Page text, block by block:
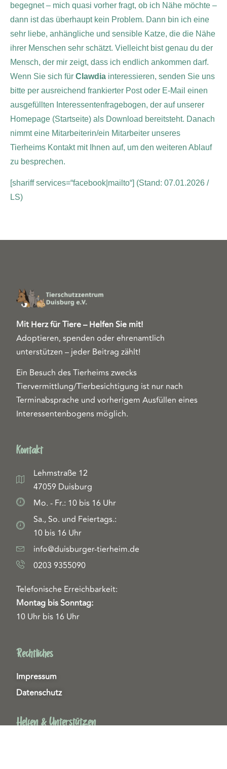
begegnet – mich quasi vorher fragt, ob ich Nähe möchte –
dann ist das überhaupt kein Problem. Dann bin ich eine
sehr liebe, anhängliche und sensible Katze, die die Nähe
ihrer Menschen sehr schätzt. Vielleicht bist genau du der
Mensch, der mir zeigt, dass ich endlich ankommen darf.
Wenn Sie sich für Clawdia interessieren, senden Sie uns
bitte per ausreichend frankierter Post oder E-Mail einen
ausgefüllten Interessentenfragebogen, der auf unserer
Homepage (Startseite) als Download bereitsteht. Danach
nimmt eine Mitarbeiterin/ein Mitarbeiter unseres
Tierheims Kontakt mit Ihnen auf, um den weiteren Ablauf
zu besprechen.
[shariff services=“facebook|mailto“] (Stand: 07.01.2026 /
LS)
Mit Herz für Tiere – Helfen Sie mit!
Adoptieren, spenden oder ehrenamtlich
unterstützen – jeder Beitrag zählt!
Ein Besuch des Tierheims zwecks
Tiervermittlung/Tierbesichtigung ist nur nach
Terminabsprache und vorherigem Ausfüllen eines
Interessentenbogens möglich.
Kontakt
Lehmstraße 12
47059 Duisburg
Mo. - Fr.: 10 bis 16 Uhr
Sa., So. und Feiertags.:
10 bis 16 Uhr
info@duisburger-tierheim.de
0203 9355090
Telefonische Erreichbarkeit:
Montag bis Sonntag:
10 Uhr bis 16 Uhr
Rechtliches
Impressum
Datenschutz
Helfen & Unterstützen